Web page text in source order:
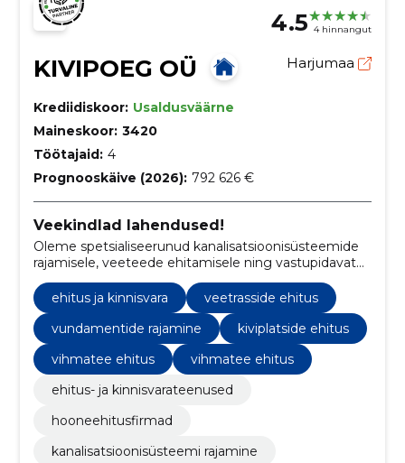
4.5 4 hinnangut
KIVIPOEG OÜ Harjumaa
Krediidiskoor: Usaldusväärne
Maineskoor: 3420
Töötajaid: 4
Prognooskäive (2026): 792 626 €
Veekindlad lahendused!
Oleme spetsialiseerunud kanalisatsioonisüsteemide
rajamisele, veeteede ehitamisele ning vastupidavate
kivi- ja killustikvundamentide loomisele, tagades
kvaliteedi ja täpsuse igas projektis.
ehitus ja kinnisvara
veetrasside ehitus
vundamentide rajamine
kiviplatside ehitus
vihmatee ehitus
vihmatee ehitus
ehitus- ja kinnisvarateenused
hooneehitusfirmad
kanalisatsioonisüsteemi rajamine